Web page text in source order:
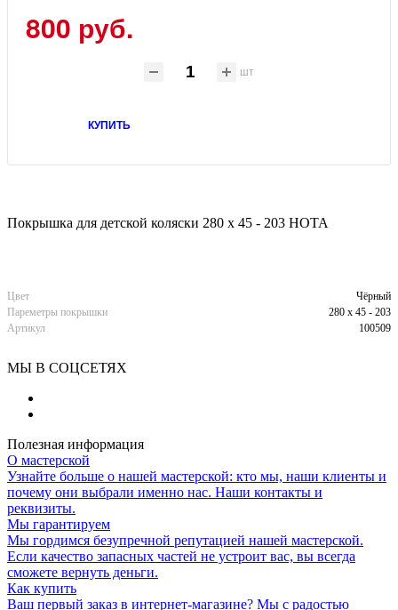
800 руб.
шт
КУПИТЬ
Покрышка для детской коляски 280 х 45 - 203 HOTA
Цвет
Чёрный
Пареметры покрышки
280 x 45 - 203
Артикул
100509
МЫ В СОЦСЕТЯХ
Полезная информация
О мастерской
Узнайте больше о нашей мастерской: кто мы, наши клиенты и
почему они выбрали именно нас. Наши контакты и
реквизиты.
Мы гарантируем
Мы гордимся безупречной репутацией нашей мастерской.
Если качество запасных частей не устроит вас, вы всегда
сможете вернуть деньги.
Как купить
Ваш первый заказ в интернет-магазине? Мы с радостью